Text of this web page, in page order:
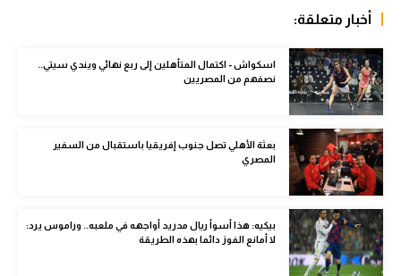
رياضة نسائية
آسيا
أمريكا
ركن الألعاب
أقسام خاصة
Gamers
ميركاتو
أخبار متعلقة:
اسكواش - اكتمال المتأهلين إلى ربع نهائي ويندي سيتي..
نصفهم من المصريين
بعثة الأهلي تصل جنوب إفريقيا باستقبال من السفير
المصري
بيكيه: هذا أسوأ ريال مدريد أواجهه في ملعبه.. وراموس يرد:
لا أمانع الفوز دائما بهذه الطريقة